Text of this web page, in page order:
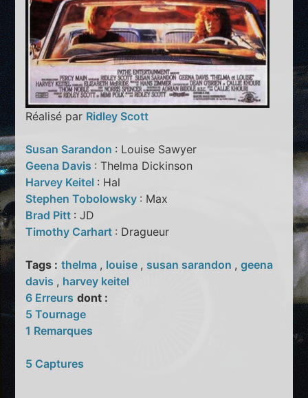
Réalisé par Ridley Scott
Susan Sarandon : Louise Sawyer
Geena Davis : Thelma Dickinson
Harvey Keitel : Hal
Stephen Tobolowsky : Max
Brad Pitt : JD
Timothy Carhart : Dragueur
Tags : thelma , louise , susan sarandon ,geena
davis , harvey keitel
6 Erreurs dont :
5 Tournage
1 Remarques
5 Captures